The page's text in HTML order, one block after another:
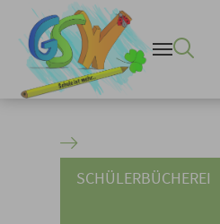
Ablauf und
Zum Hauptinhalt springen
SCHÜLERBÜCHEREI